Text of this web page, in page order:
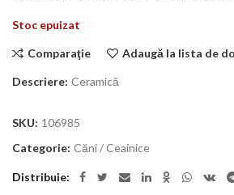
Stoc epuizat
Comparaţie Adaugă la lista de
Descriere: Ceramică
SKU: 106985
Categorie: Căni / Ceainice
Distribuie